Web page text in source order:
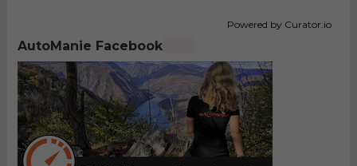
Powered by Curator.io
AutoManie Facebook